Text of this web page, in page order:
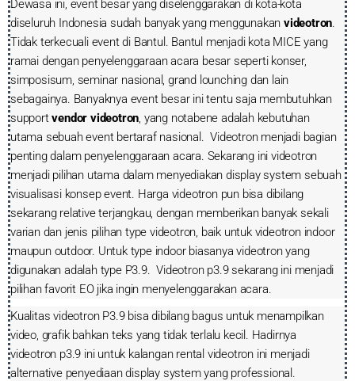
Dewasa ini, event besar yang diselenggarakan di kota-kota
diseluruh Indonesia sudah banyak yang menggunakan videotron.
Tidak terkecuali event di Bantul. Bantul menjadi kota MICE yang
ramai dengan penyelenggaraan acara besar seperti konser,
simposisum, seminar nasional, grand lounching dan lain
sebagainya. Banyaknya event besar ini tentu saja membutuhkan
supportvendor videotron, yang notabene adalah kebutuhan
utama sebuah event bertaraf nasional. Videotron menjadi bagian
penting dalam penyelenggaraan acara. Sekarang ini videotron
menjadi pilihan utama dalam menyediakan display system sebuah
visualisasi konsep event. Harga videotron pun bisa dibilang
sekarang relative terjangkau, dengan memberikan banyak sekali
varian dan jenis pilihan type videotron, baik untuk videotron indoor
maupun outdoor. Untuk type indoor biasanya videotron yang
digunakan adalah type P3.9. Videotron p3.9 sekarang ini menjadi
pilihan favorit EO jika ingin menyelenggarakan acara.
Kualitas videotron P3.9 bisa dibilang bagus untuk menampilkan
video, grafik bahkan teks yang tidak terlalu kecil. Hadirnya
videotron p3.9 ini untuk kalangan rental videotron ini menjadi
alternative penyediaan display system yang professional.